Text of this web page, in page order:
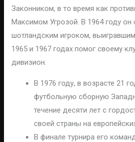
Законником, в то время как
Максимом Угрозой. В 1964 году он
шотландским игроком,
1965 и 1967 годах помог своему
дивизион.
В 1976 году, в возрасте 21
футбольную сборную
течение десяти лет с
своей страны на
В финале турнира его